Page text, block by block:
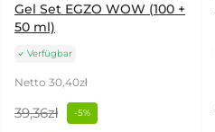
Gel Set EGZO WOW (100 +
50 ml)
Verfügbar
Netto 30,40zł
39,36zł -5%